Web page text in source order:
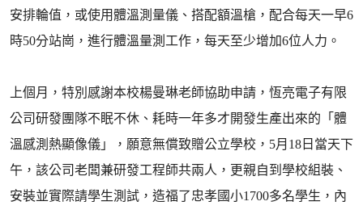
安排輪值，或使用體溫測量儀、搭配額溫槍，配合每天一早6
時50分站崗，進行體溫量測工作，每天至少增加6位人力。
上個月，特別感謝本校楊曼琳老師協助申請，恆亮電子有限
公司研發團隊不眠不休、耗時一年多才開發生產出來的「體
溫感測熱顯像儀」，願意無償致贈公立學校，5月18日當天下
午，該公司老闆兼研發工程師共兩人，更親自到學校組裝、
安裝並實際請學生測試，造福了忠孝國小1700多名學生，內